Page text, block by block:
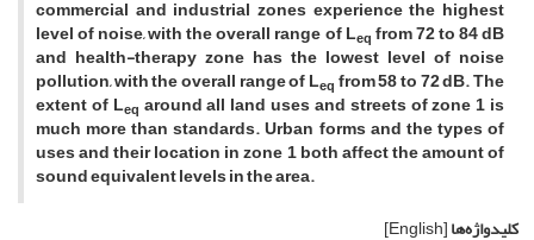
commercial and industrial zones experience the highest
level of noise, with the overall range of Leq from 72 to 84 dB
and health-therapy zone has the lowest level of noise
pollution, with the overall range of Leq from 58 to 72 dB. The
extent of Leq around all land uses and streets of zone 1 is
much more than standards. Urban forms and the types of
uses and their location in zone 1 both affect the amount of
sound equivalent levels in the area.
کلیدواژه‌ها[English]